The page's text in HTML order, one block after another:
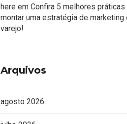
here em Confira 5 melhores práticas
montar uma estratégia de marketing
varejo!
Arquivos
agosto 2026